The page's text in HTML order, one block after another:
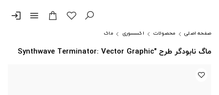
menu
login
صفحه اصلی محصولات اکسسوری ماگ
ماگ نابودگر طرح "Synthwave Terminator: Vector Graphic